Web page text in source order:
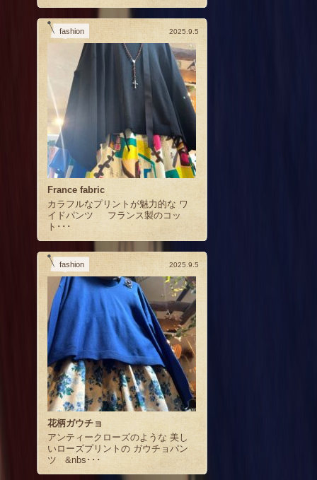
fashion 2025.9.5
France fabric
カラフルなプリントが魅力的な ワ
イドパンツ フランス製のコッ
ト･･･
fashion 2025.9.5
花柄ガウチョ
アンティークローズのような 美し
いローズプリントの ガウチョパン
ツ &nbs･･･